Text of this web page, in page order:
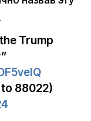
Trump
88022)